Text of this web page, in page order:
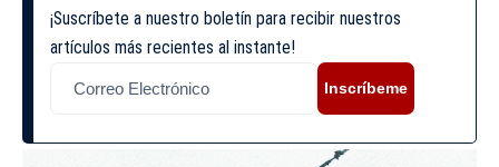
¡Suscríbete a nuestro boletín para recibir nuestros
artículos más recientes al instante!
Inscríbeme